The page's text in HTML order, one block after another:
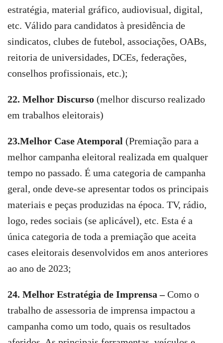
estratégia, material gráfico, audiovisual, digital,
etc. Válido para candidatos à presidência de
sindicatos, clubes de futebol, associações, OABs,
reitoria de universidades, DCEs, federações,
conselhos profissionais, etc.);
22. Melhor Discurso (melhor discurso realizado
em trabalhos eleitorais)
23.Melhor Case Atemporal (Premiação para a
melhor campanha eleitoral realizada em qualquer
tempo no passado. É uma categoria de campanha
geral, onde deve-se apresentar todos os principais
materiais e peças produzidas na época. TV, rádio,
logo, redes sociais (se aplicável), etc. Esta é a
única categoria de toda a premiação que aceita
cases eleitorais desenvolvidos em anos anteriores
ao ano de 2023;
24. Melhor Estratégia de Imprensa –Como o
trabalho de assessoria de imprensa impactou a
campanha como um todo, quais os resultados